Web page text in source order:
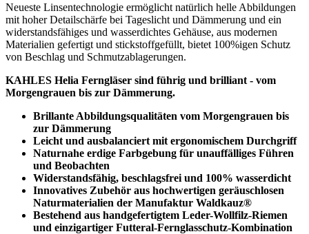
Neueste Linsentechnologie ermöglicht natürlich helle Abbildungen
mit hoher Detailschärfe bei Tageslicht und Dämmerung und ein
widerstandsfähiges und wasserdichtes Gehäuse, aus modernen
Materialien gefertigt und stickstoffgefüllt, bietet 100%igen Schutz
von Beschlag und Schmutzablagerungen.
KAHLES Helia Ferngläser sind führig und brilliant - vom
Morgengrauen bis zur Dämmerung.
Brillante Abbildungsqualitäten vom Morgengrauen bis
zur Dämmerung
Leicht und ausbalanciert mit ergonomischem Durchgriff
Naturnahe erdige Farbgebung für unauffälliges Führen
und Beobachten
Widerstandsfähig, beschlagsfrei und 100% wasserdicht
Innovatives Zubehör aus hochwertigen geräuschlosen
Naturmaterialien der Manufaktur Waldkauz®
Bestehend aus handgefertigtem Leder-Wollfilz-Riemen
und einzigartiger Futteral-Fernglasschutz-Kombination